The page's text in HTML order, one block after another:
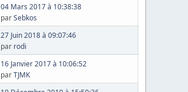
04 Mars 2017 à 10:38:38
parSebkos
27 Juin 2018 à 09:07:46
par rodi
16 Janvier 2017 à 10:06:52
parTJMK